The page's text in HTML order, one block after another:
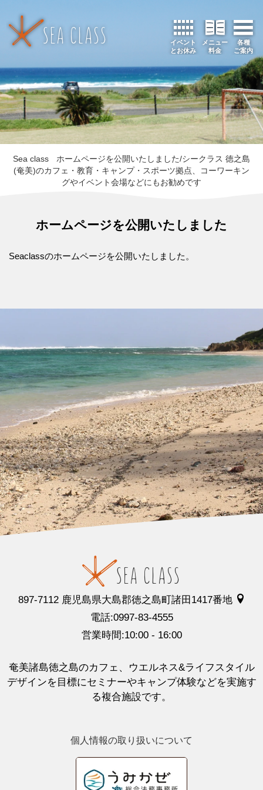
イベント
とお休み
メニュー
料金
各種
ご案内
Sea class
ホームページを公開いたしました/シークラス 徳之島
(奄美)のカフェ・教育・キャンプ・スポーツ拠点、コーワーキン
グやイベント会場などにもお勧めです
ホームページを公開いたしました
Seaclassのホームページを公開いたしました。
897-7112 鹿児島県大島郡徳之島町諸田1417番地
電話:0997-83-4555
営業時間:10:00 - 16:00
奄美諸島徳之島のカフェ、ウエルネス&ライフスタイル
デザインを目標にセミナーやキャンプ体験などを実施す
る複合施設です。
個人情報の取り扱いについて